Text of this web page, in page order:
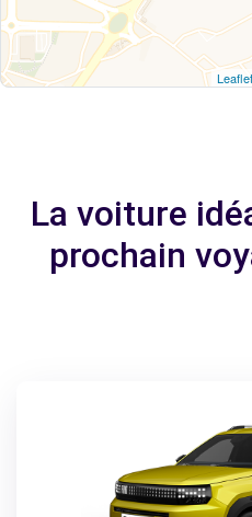
Leaflet
La voiture
prochain